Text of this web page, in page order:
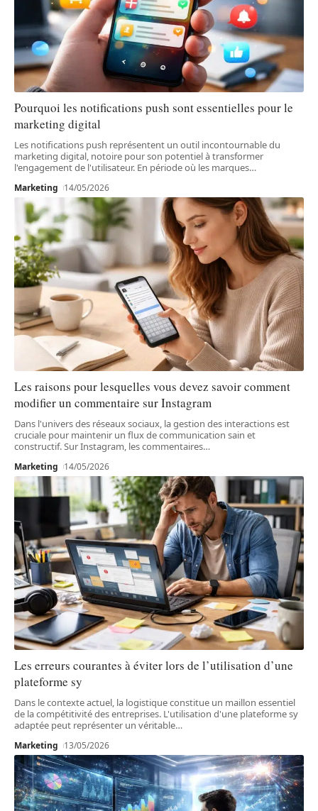
Pourquoi les notifications push sont essentielles pour le
marketing digital
Les notifications push représentent un outil incontournable du
marketing digital, notoire pour son potentiel à transformer
l'engagement de l'utilisateur. En période où les marques…
Marketing 14/05/2026
Les raisons pour lesquelles vous devez savoir comment
modifier un commentaire sur Instagram
Dans l'univers des réseaux sociaux, la gestion des interactions est
cruciale pour maintenir un flux de communication sain et
constructif. Sur Instagram, les commentaires…
Marketing 14/05/2026
Les erreurs courantes à éviter lors de l’utilisation d’une
plateforme sy
Dans le contexte actuel, la logistique constitue un maillon essentiel
de la compétitivité des entreprises. L'utilisation d'une plateforme sy
adaptée peut représenter un véritable…
Marketing 13/05/2026